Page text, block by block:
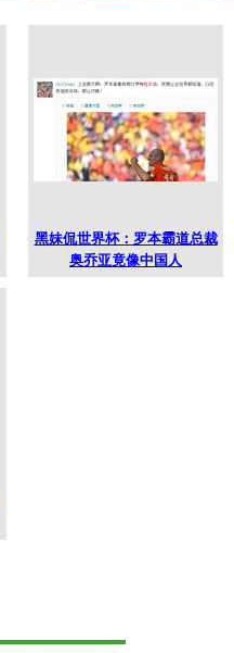
黑妹侃世界杯：罗本霸道总裁
奥乔亚竟像中国人